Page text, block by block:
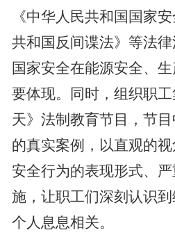
《中华人民共和国国家
共和国反间谍法》等法
国家安全在能源安全、
要体现。同时，组织职
天》法制教育节目，节
的真实案例，以直观的
安全行为的表现形式、
施，让职工们深刻认识
个人息息相关。